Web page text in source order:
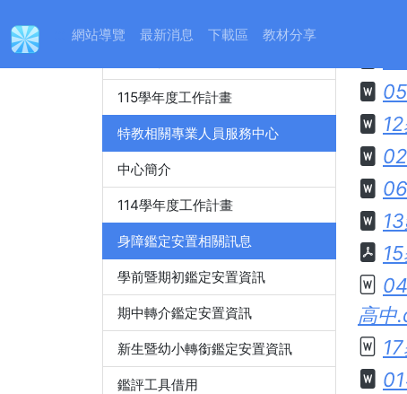
網站導覽 最新消息 下載區 教材分享
身心障礙特殊教育資源中心
115學年度工作計畫
特教相關專業人員服務中心
中心簡介
114學年度工作計畫
身障鑑定安置相關訊息
學前暨期初鑑定安置資訊
期中轉介鑑定安置資訊
新生暨幼小轉銜鑑定安置資訊
鑑評工具借用
高中